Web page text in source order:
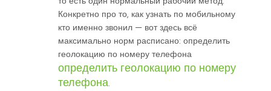
Конкретно про то, как узнать по мобильному
кто именно звонил — вот здесь всё
максимально норм расписано: определить
геолокацию по номеру телефона
определить геолокацию по номеру
телефона.